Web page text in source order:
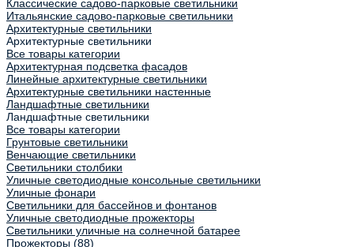
Классические садово-парковые светильники
Итальянские садово-парковые светильники
Архитектурные светильники
Архитектурные светильники
Все товары категории
Архитектурная подсветка фасадов
Линейные архитектурные светильники
Архитектурные светильники настенные
Ландшафтные светильники
Ландшафтные светильники
Все товары категории
Грунтовые светильники
Венчающие светильники
Светильники столбики
Уличные светодиодные консольные светильники
Уличные фонари
Светильники для бассейнов и фонтанов
Уличные светодиодные прожекторы
Светильники уличные на солнечной батарее
Прожекторы (88)